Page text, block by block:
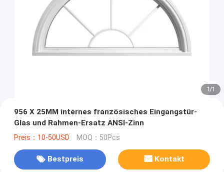
1/1
956 X 25MM internes französisches Eingangstür-
Glas und Rahmen-Ersatz ANSI-Zinn
Preis：10-50USD MOQ：50Pcs
Bestpreis Kontakt